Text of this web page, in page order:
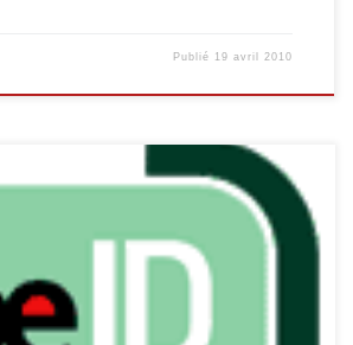
Publié 19 avril 2010
entre l’U.C.P. et l’E.P.N. M@lmédia a
série d’animations, animées conjointement
et celui de l’EPN. 1. Conférence : Ma carte
une petite puce aux grands pouvoirs
à 16h30 Présentée par Gérard